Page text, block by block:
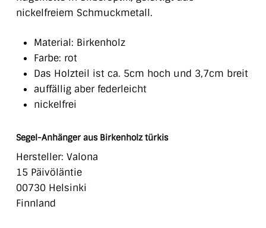
nickelfreiem Schmuckmetall.
Material: Birkenholz
Farbe: rot
Das Holzteil ist ca. 5cm hoch und 3,7cm breit
auffällig aber federleicht
nickelfrei
Segel-Anhänger aus Birkenholz türkis
Hersteller: Valona
15 Päivöläntie
00730 Helsinki
Finnland